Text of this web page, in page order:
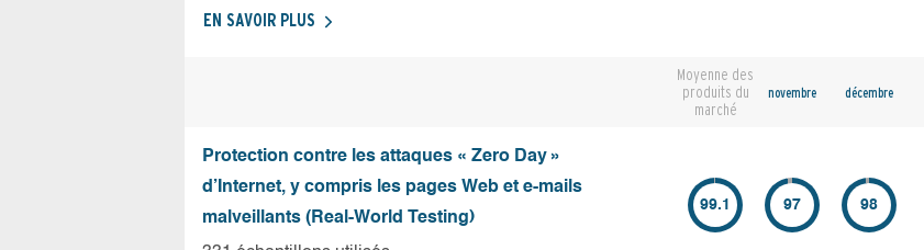
EN SAVOIR PLUS
Moyenne des
produits du
marché
novembre décembre
Protection contre les attaques « Zero Day »
d’Internet, y compris les pages Web et e-mails
malveillants (Real-World Testing)
99.1 97 98